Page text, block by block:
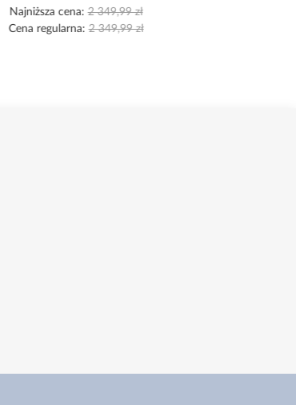
cena: 2 349,99 zł
regularna: 2 349,99 zł